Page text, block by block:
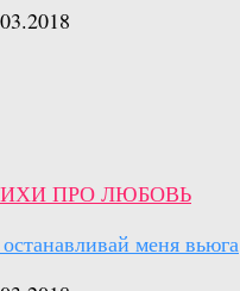
ПРО ЛЮБОВЬ
меня вьюга